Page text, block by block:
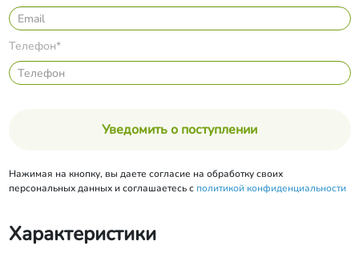
Телефон*
Уведомить о поступлении
Нажимая на кнопку, вы даете согласие на обработку своих
персональных данных и соглашаетесь с политикой конфиденциальности
Характеристики